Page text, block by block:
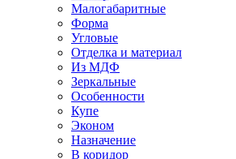
Малогабаритные
Форма
Угловые
Отделка и материал
Из МДФ
Зеркальные
Особенности
Купе
Эконом
Назначение
В коридор